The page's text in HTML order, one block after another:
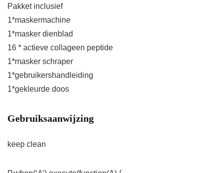
Pakket inclusief
1*maskermachine
1*masker dienblad
16 * actieve collageen peptide
1*masker schraper
1*gebruikershandleiding
1*gekleurde doos
Gebruiksaanwijzing
keep clean